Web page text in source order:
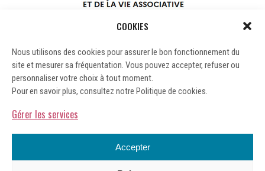
COOKIES
Nous utilisons des cookies pour assurer le bon fonctionnement du
site et mesurer sa fréquentation. Vous pouvez accepter, refuser ou
personnaliser votre choix à tout moment.
Pour en savoir plus, consultez notre Politique de cookies.
Gérer les services
Accepter